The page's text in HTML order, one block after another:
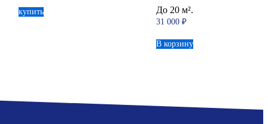
купить
0
из
5
До 20 м².
31 000 ₽
В корзину